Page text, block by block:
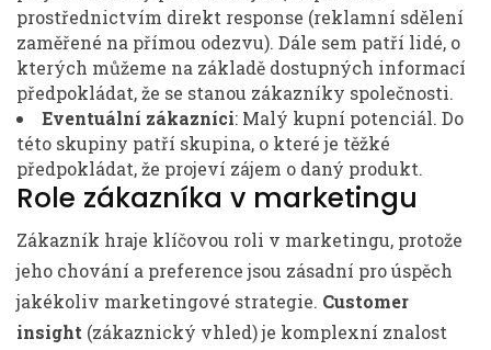
prostřednictvím direkt response (reklamní sdělení
zaměřené na přímou odezvu). Dále sem patří lidé, o
kterých můžeme na základě dostupných informací
předpokládat, že se stanou zákazníky společnosti.
Eventuální zákazníci: Malý kupní potenciál. Do
této skupiny patří skupina, o které je těžké
předpokládat, že projeví zájem o daný produkt.
Role zákazníka v marketingu
Zákazník hraje klíčovou roli v marketingu, protože
jeho chování a preference jsou zásadní pro úspěch
jakékoliv marketingové strategie. Customer
insight (zákaznický vhled) je komplexní znalost